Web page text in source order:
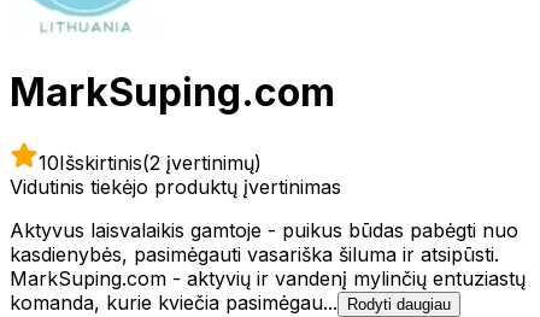
MarkSuping.com
10Išskirtinis(2 įvertinimų)
Vidutinis tiekėjo produktų įvertinimas
Aktyvus laisvalaikis gamtoje - puikus būdas pabėgti nuo
kasdienybės, pasimėgauti vasariška šiluma ir atsipūsti.
MarkSuping.com - aktyvių ir vandenį mylinčių entuziastų
komanda, kurie kviečia pasimėgau...
Rodyti daugiau